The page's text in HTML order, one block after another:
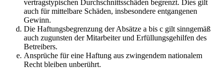
vertragstypischen Durchschnittsschäden begrenzt. Dies gilt
auch für mittelbare Schäden, insbesondere entgangenen
Gewinn.
Die Haftungsbegrenzung der Absätze a bis c gilt sinngemäß
auch zugunsten der Mitarbeiter und Erfüllungsgehilfen des
Betreibers.
Ansprüche für eine Haftung aus zwingendem nationalem
Recht bleiben unberührt.